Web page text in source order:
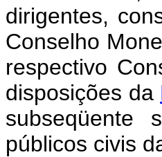
dirigentes,
Conselho
respectivo
disposições da
subseqüente
públicos civis